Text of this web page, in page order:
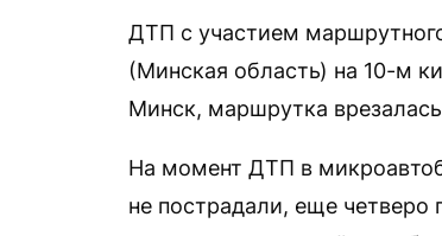
ДТП с участием
(Минская область) на 10-м
Минск, маршрутка
На момент ДТП в
не пострадали, еще